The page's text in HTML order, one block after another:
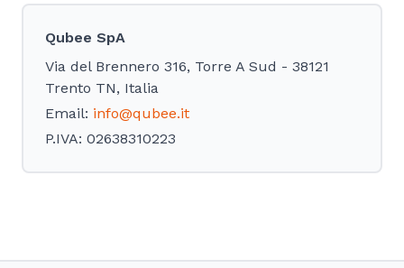
Qubee SpA
Via del Brennero 316, Torre A Sud - 38121
Trento TN, Italia
Email: info@qubee.it
P.IVA: 02638310223